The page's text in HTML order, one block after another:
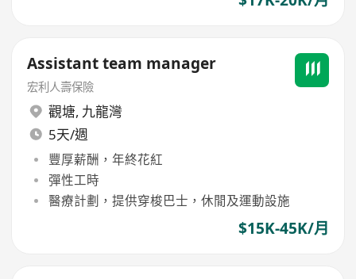
Assistant team manager
宏利人壽保險
觀塘, 九龍灣
5天/週
豐厚薪酬，年終花紅
彈性工時
醫療計劃，提供穿梭巴士，休閒及運動設施
$15K-45K/月